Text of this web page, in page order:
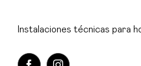
Instalaciones técnicas para